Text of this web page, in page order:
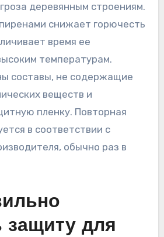
деревянным строениям.
снижает горючесть
время ее
температурам.
составы, не содержащие
веществ и
пленку. Повторная
в соответствии с
обычно раз в
защиту для